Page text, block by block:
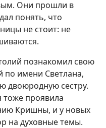
Они прошли в
понять, что
не стоит: не
познакомил свою
по имени Светлана,
двоюродную сестру.
проявила
Кришны, и у новых
на духовные темы.